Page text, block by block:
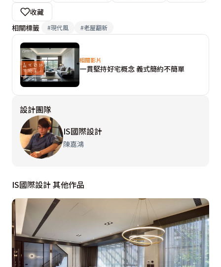
運用擅長的「隱藏式收納」將儲物機能悄悄隱藏在空間
中，如玄關鞋櫃、電視牆旁的電器櫃、餐廚吧台櫃，甚至
是廊道，搭配鏡面材質的櫃門設計，由光線牽引視覺效
果，放大室內空間。另外，考量屋主經常快炒食物的烹飪
習慣，在餐廚之間設計玻璃拉門阻隔油煙，並以方型餐桌
取代傳統圓型餐桌，滿足需求與生活習慣的同時，也不忘
營造義式風格。
收藏
相關標籤
#現代風 #老屋翻新
相關影片
一貫堅持好宅概念 義式簡約不簡單
設計團隊
IS國際設計
陳嘉鴻
IS國際設計 其他作品